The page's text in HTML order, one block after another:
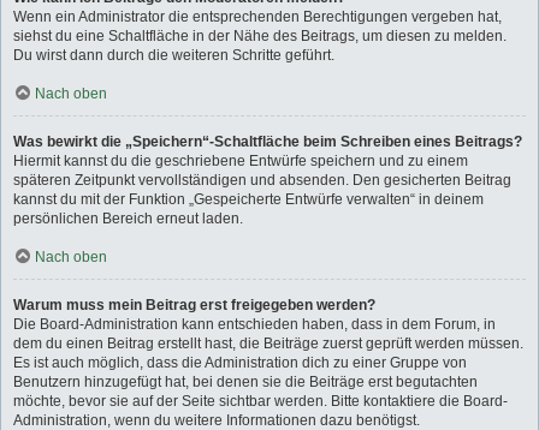
Wenn ein Administrator die entsprechenden Berechtigungen vergeben hat,
siehst du eine Schaltfläche in der Nähe des Beitrags, um diesen zu melden.
Du wirst dann durch die weiteren Schritte geführt.
Nach oben
Was bewirkt die „Speichern“-Schaltfläche beim Schreiben eines Beitrags?
Hiermit kannst du die geschriebene Entwürfe speichern und zu einem
späteren Zeitpunkt vervollständigen und absenden. Den gesicherten Beitrag
kannst du mit der Funktion „Gespeicherte Entwürfe verwalten“ in deinem
persönlichen Bereich erneut laden.
Nach oben
Warum muss mein Beitrag erst freigegeben werden?
Die Board-Administration kann entschieden haben, dass in dem Forum, in
dem du einen Beitrag erstellt hast, die Beiträge zuerst geprüft werden müssen.
Es ist auch möglich, dass die Administration dich zu einer Gruppe von
Benutzern hinzugefügt hat, bei denen sie die Beiträge erst begutachten
möchte, bevor sie auf der Seite sichtbar werden. Bitte kontaktiere die Board-
Administration, wenn du weitere Informationen dazu benötigst.